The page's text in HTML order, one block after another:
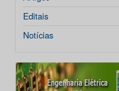
Editais
Notícias